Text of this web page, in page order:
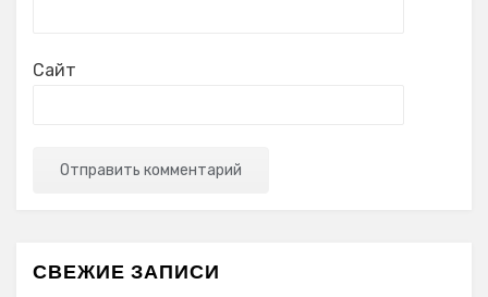
Сайт
СВЕЖИЕ ЗАПИСИ